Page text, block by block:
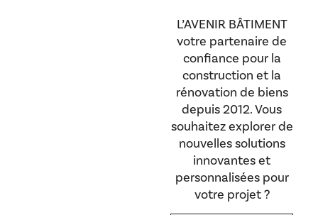
L’AVENIR BÂTIMENT
votre partenaire de
confiance pour la
construction et la
rénovation de biens
depuis 2012. Vous
souhaitez explorer de
nouvelles solutions
innovantes et
personnalisées pour
votre projet ?